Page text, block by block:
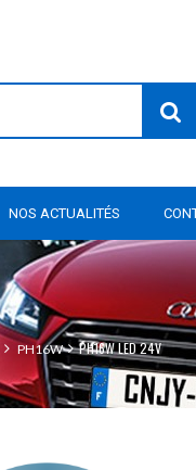
NOS ACTUALITÉS
PH16W PH16W LED 24V